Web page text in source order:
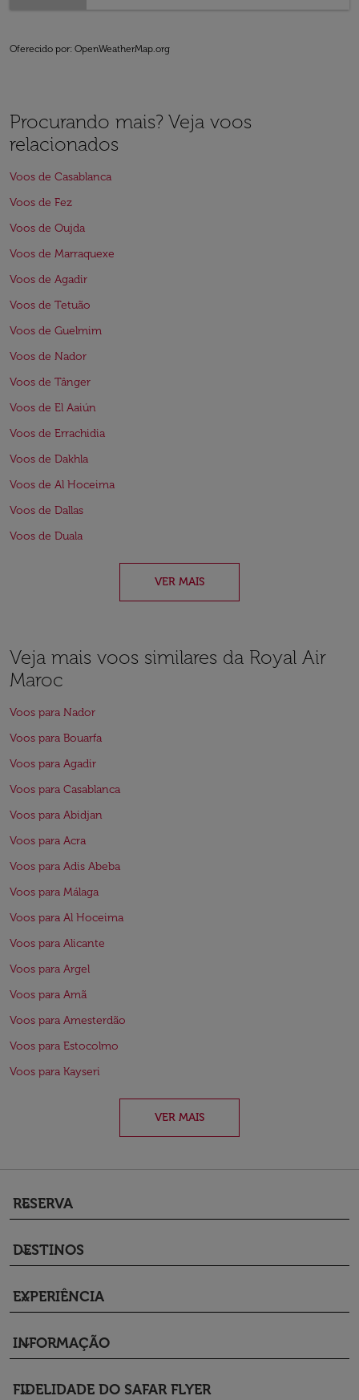
Oferecido por: OpenWeatherMap.org
Procurando mais? Veja voos
relacionados
Voos de Casablanca
Voos de Fez
Voos de Oujda
Voos de Marraquexe
Voos de Agadir
Voos de Tetuão
Voos de Guelmim
Voos de Nador
Voos de Tânger
Voos de El Aaiún
Voos de Errachidia
Voos de Dakhla
Voos de Al Hoceima
Voos de Dallas
Voos de Duala
VER MAIS
Veja mais voos similares da Royal Air
Maroc
Voos para Nador
Voos para Bouarfa
Voos para Agadir
Voos para Casablanca
Voos para Abidjan
Voos para Acra
Voos para Adis Abeba
Voos para Málaga
Voos para Al Hoceima
Voos para Alicante
Voos para Argel
Voos para Amã
Voos para Amesterdão
Voos para Estocolmo
Voos para Kayseri
VER MAIS
RESERVA
keyboard_arrow_down
DESTINOS
keyboard_arrow_down
EXPERIÊNCIA
keyboard_arrow_down
INFORMAÇÃO
keyboard_arrow_down
FIDELIDADE DO SAFAR FLYER
keyboard_arrow_down